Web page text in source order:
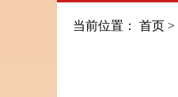
当前位置： 首页 >